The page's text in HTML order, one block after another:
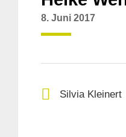
8. Juni 2017
Silvia Kleinert